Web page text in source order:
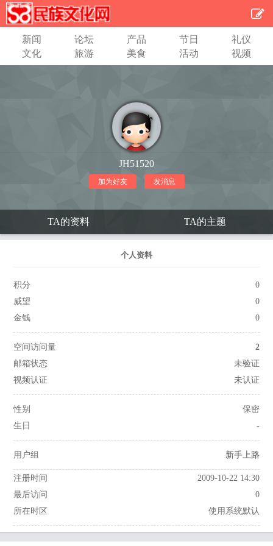
新闻 论坛 产品 节日
礼仪
文化
旅游 美食 活动 视频
JH51520
加为好友 发消息
TA的资料 TA的主题
个人资料
积分
0
威望
0
金钱
0
空间访问量
2
邮箱状态
未验证
视频认证
未认证
性别
保密
生日
-
用户组 新手上路
注册时间
2009-10-22 14:30
最后访问
0
所在时区
使用系统默认